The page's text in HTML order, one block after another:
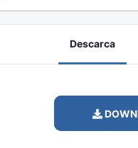
Descarca